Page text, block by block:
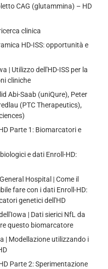
CAG (glutammina) – HD
clinica
HD-ISS: opportunità e
| Utilizzo dell'HD-ISS per la
cliniche
Abi-Saab (uniQure), Peter
(PTC Therapeutics),
Parte 1: Biomarcatori e
e dati Enroll-HD:
Hospital | Come il
fare con i dati Enroll-HD:
genetici dell'HD
| Dati sierici NfL da
questo biomarcatore
| Modellazione utilizzando i
Parte 2: Sperimentazione